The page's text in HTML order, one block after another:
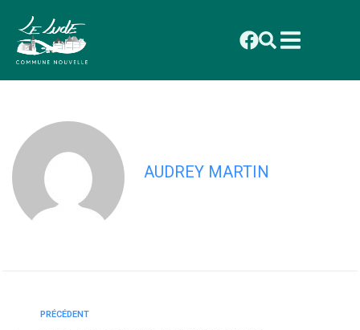
principal
2026_100 APPROBATION DU PV DE LA
REUNION DU 22 MAI 2026
AUDREY MARTIN
PRÉCÉDENT